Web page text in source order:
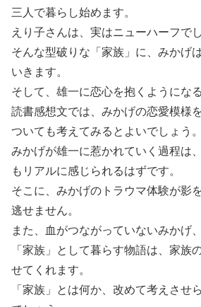
三人で暮らし始めます。
えり子さんは、実はニューハーフでし
そんな型破りな「家族」に、みかげ
いきます。
そして、雄一に恋心を抱くようにな
読書感想文では、みかげの恋愛模様
ついても考えてみるとよいでしょう。
みかげが雄一に惹かれていく過程は
もリアルに感じられるはずです。
そこに、みかげのトラウマ体験が影
逃せません。
また、血がつながっていないみかげ
「家族」として暮らす物語は、家族
せてくれます。
「家族」とは何か、改めて考えさせ